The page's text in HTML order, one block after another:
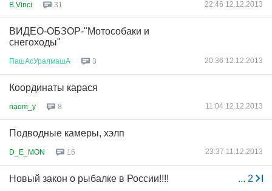
B.Vinci 31 22:46 12.12.2013
ВИДЕО-ОБЗОР-"Мотособаки и
снегоходы"
ПашАсУралмашА 3 20:36 12.12.2013
Координаты карася
naom_y 8 11:04 12.12.2013
Подводные камеры, хэлп
D_E_MON 16 23:37 11.12.2013
... 2
Новый закон о рыбалке в России!!!!